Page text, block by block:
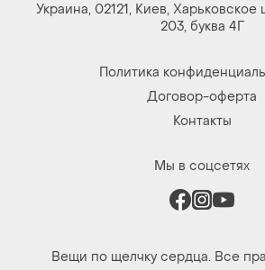
Украина, 02121, Киев,
203, буква 4Г
Политика
Договор-оферта
Контакты
Мы в соцсетях
Вещи по щелчку сердца. Все